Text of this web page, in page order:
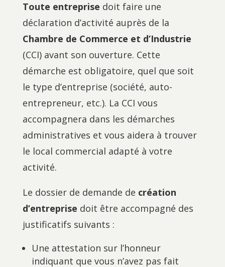
Toute entreprise doit faire une
déclaration d’activité auprès de la
Chambre de Commerce et d’Industrie
(CCI) avant son ouverture. Cette
démarche est obligatoire, quel que soit
le type d’entreprise (société, auto-
entrepreneur, etc.). La CCI vous
accompagnera dans les démarches
administratives et vous aidera à trouver
le local commercial adapté à votre
activité.
Le dossier de demande de création
d’entreprise doit être accompagné des
justificatifs suivants :
Une attestation sur l’honneur
indiquant que vous n’avez pas fait